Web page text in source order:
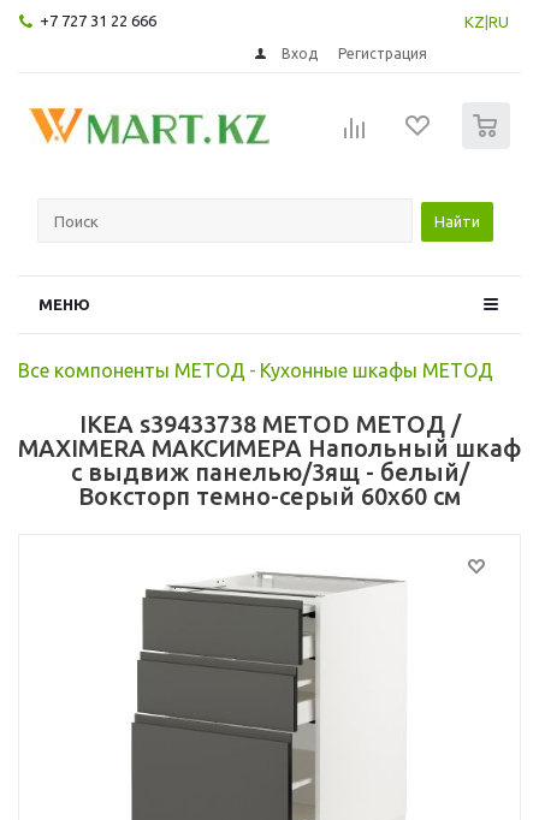
+7 727 31 22 666 KZ RU
Вход Регистрация
Найти
МЕНЮ
Все компоненты МЕТОД - Кухонные шкафы МЕТОД
IKEA s39433738 METOD МЕТОД /
MAXIMERA МАКСИМЕРА Напольный шкаф
с выдвиж панелью/3ящ - белый/
Воксторп темно-серый 60x60 см